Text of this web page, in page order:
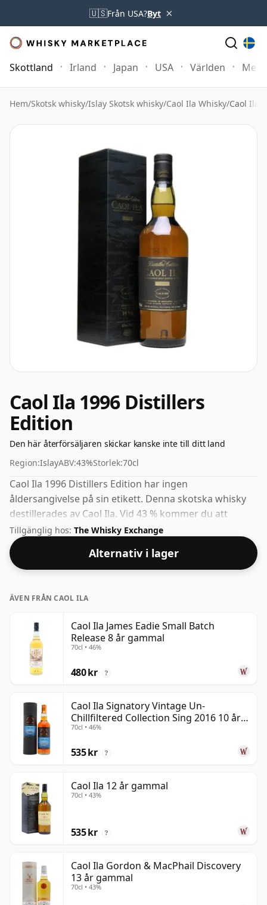
🇺🇸Från USA?Byt ×
Skottland Irland Japan USA Världen Mer
Hem/Skotsk whisky/Islay Skotsk whisky/Caol Ila Whisky/Caol Ila
Caol Ila 1996 Distillers
Edition
Den här återförsäljaren skickar kanske inte till ditt land
Region:IslayABV:43%Storlek:70cl
Caol Ila 1996 Distillers Edition har ingen
åldersangivelse på sin etikett. Denna skotska whisky
destillerades av Caol Ila. Vid 43 % kommer du att
upptäcka att denna whisky buteljeras med en idealisk
smutsstyrka. Kommer i vanlig flaskstorlek på 70cl.
Tillgänglig hos: The Whisky Exchange
Alternativ i lager
ÄVEN FRÅN CAOL ILA
Caol Ila James Eadie Small Batch
Release 8 år gammal
70cl • 46%
480 kr ?
Caol Ila Signatory Vintage Un-
Chillfiltered Collection Sing 2016 10 år
gammal
70cl • 46%
535 kr ?
Caol Ila 12 år gammal
70cl • 43%
535 kr ?
Caol Ila Gordon & MacPhail Discovery
13 år gammal
70cl • 43%